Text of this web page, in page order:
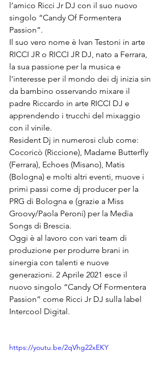
l’amico Ricci Jr DJ con il suo nuovo
singolo “Candy Of Formentera
Passion”.
Il suo vero nome è Ivan Testoni in arte
RICCI JR o RICCI JR DJ, nato a Ferrara,
la sua passione per la musica e
l'interesse per il mondo dei dj inizia sin
da bambino osservando mixare il
padre Riccardo in arte RICCI DJ e
apprendendo i trucchi del mixaggio
con il vinile.
Resident Dj in numerosi club come:
Cocoricò (Riccione), Madame Butterfly
(Ferrara), Echoes (Misano), Matis
(Bologna) e molti altri eventi, muove i
primi passi come dj producer per la
PRG di Bologna e (grazie a Miss
Groovy/Paola Peroni) per la Media
Songs di Brescia.
Oggi è al lavoro con vari team di
produzione per produrre brani in
sinergia con talenti e nuove
generazioni. 2 Aprile 2021 esce il
nuovo singolo “Candy Of Formentera
Passion” come Ricci Jr DJ sulla label
Intercool Digital.
https://youtu.be/2qVhg22xEKY